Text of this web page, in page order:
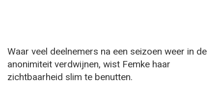
Waar veel deelnemers na een seizoen weer in de
anonimiteit verdwijnen, wist Femke haar
zichtbaarheid slim te benutten.